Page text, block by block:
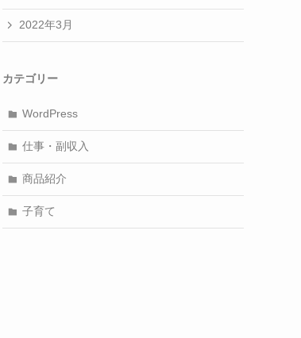
2022年3月
カテゴリー
WordPress
仕事・副収入
商品紹介
子育て